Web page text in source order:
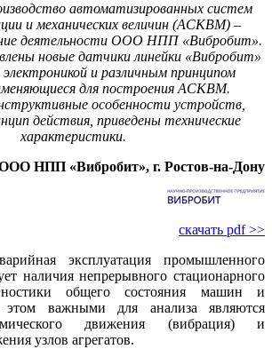
автоматизированных систем
и механических величин (АСКВМ) –
деятельности ООО НПП «Вибробит».
новые датчики линейки «Вибробит»
и различным принципом
для построения АСКВМ.
особенности устройств,
действия, приведены технические
характеристики.
НПП «Вибробит», г. Ростов‑на-Дону
скачать pdf >>
эксплуатация промышленного
наличия непрерывного стационарного
общего состояния машин и
важными для анализа являются
движения (вибрация) и
узлов агрегатов.